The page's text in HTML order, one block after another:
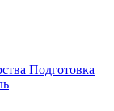
Подготовка